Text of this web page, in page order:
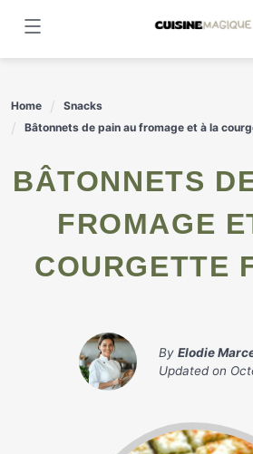
content
Home
Snacks
Bâtonnets de pain au fromage et à la
BÂTONNETS DE PAIN AU
FROMAGE
COURGETTE
By Elodie
Updated on